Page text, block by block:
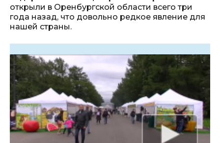
открыли в Оренбургской области всего три
года назад, что довольно редкое явление для
нашей страны.